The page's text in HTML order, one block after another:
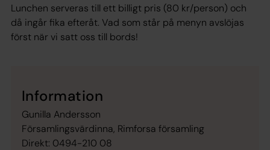
Lunchen serveras till ett billigt pris (80 kr/person) och
då ingår fika efteråt. Vad som står på menyn avslöjas
först när vi satt oss till bords!
Information
Gunilla Andersson
Församlingsvärdinna, Rimforsa församling
Direkt: 0494-210 08